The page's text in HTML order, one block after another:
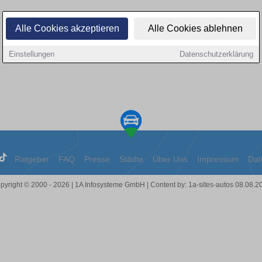
Alle Cookies akzeptieren Alle Cookies ablehnen
Einstellungen Datenschutzerklärung
Ratgeber FAQ Presse Städte Über Uns Impressum
© 2000 - 2026 | 1A Infosysteme GmbH | Content by: 1a-sites-autos